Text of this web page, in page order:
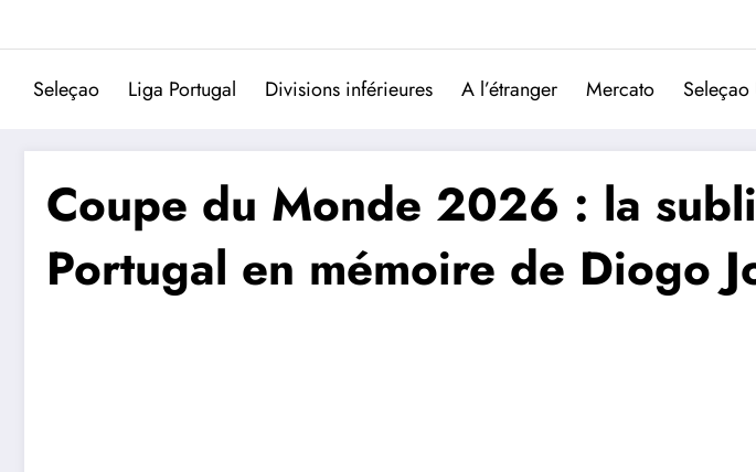
Seleçao Liga Portugal Divisions inférieures A l’étranger Mercato
Coupe du Monde 2026 : la
Portugal en mémoire de Diogo